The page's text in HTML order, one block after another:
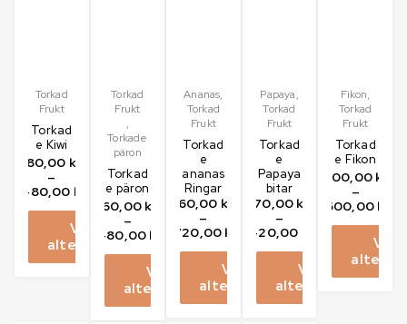
Torkad
Frukt
Torkad
e Kiwi
80,00 kr
–
480,00 kr
Välj
alternativ
Torkad
Frukt
,
Torkade
päron
Torkad
e päron
60,00 kr
–
480,00 kr
Välj
alternativ
Ananas,
Torkad
Frukt
Torkad
e
ananas
Ringar
60,00 kr
–
720,00 kr
Välj
alternativ
Papaya,
Torkad
Frukt
Torkad
e
Papaya
bitar
70,00 kr
–
420,00
Välj
alternativ
Fikon,
Torkad
Frukt
Torkad
e Fikon
100,00 kr
–
600,00 kr
Välj